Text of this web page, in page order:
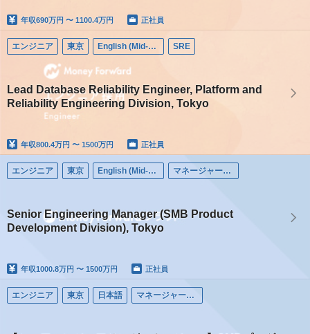
年収690万円 〜 1100.4万円 正社員
エンジニア 東京 English (Mid-career) SRE
Lead Database Reliability Engineer, Platform and
Reliability Engineering Division, Tokyo
年収800.4万円 〜 1500万円 正社員
エンジニア 東京 English (Mid-career) マネージャー（エンジニア）
Senior Engineering Manager (SMB Product
Development Division), Tokyo
年収1000.8万円 〜 1500万円 正社員
エンジニア 東京 日本語 マネージャー（エンジニア）